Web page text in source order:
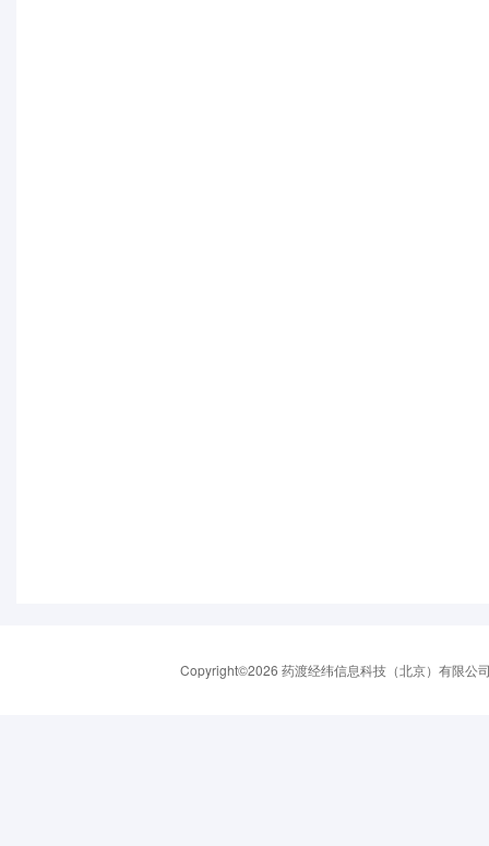
Copyright©2026 药渡经纬信息科技（北京）有限公